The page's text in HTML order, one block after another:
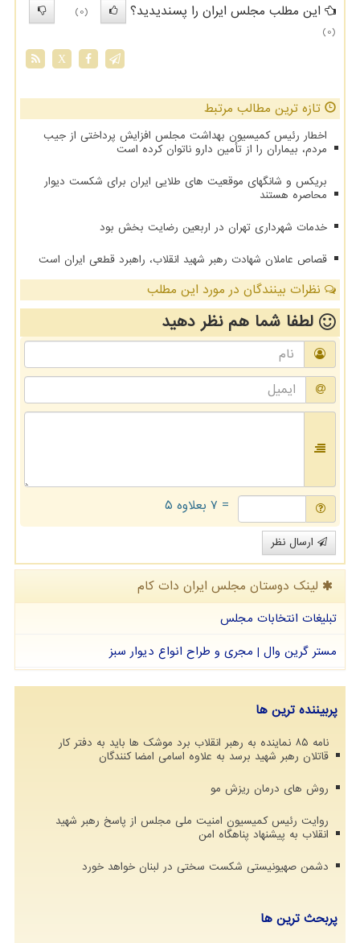
این مطلب مجلس ایران را پسندیدید؟
(0)
(0)
X
تازه ترین مطالب مرتبط
اخطار رئیس کمیسیون بهداشت مجلس افزایش پرداختی از جیب
مردم، بیماران را از تأمین دارو ناتوان کرده است
بریکس و شانگهای موقعیت های طلایی ایران برای شکست دیوار
محاصره هستند
خدمات شهرداری تهران در اربعین رضایت بخش بود
قصاص عاملان شهادت رهبر شهید انقلاب، راهبرد قطعی ایران است
نظرات بینندگان در مورد این مطلب
لطفا شما همنظر دهید
= ۷ بعلاوه ۵
ارسال نظر
لینک دوستان مجلس ایران دات كام
تبلیغات انتخابات مجلس
مستر گرین وال | مجری و طراح انواع دیوار سبز
پربیننده ترین ها
نامه ۸۵ نماینده به رهبر انقلاب برد موشک ها باید به دفتر کار
قاتلان رهبر شهید برسد به علاوه اسامی امضا کنندگان
روش های درمان ریزش مو
روایت رئیس کمیسیون امنیت ملی مجلس از پاسخ رهبر شهید
انقلاب به پیشنهاد پناهگاه امن
دشمن صهیونیستی شکست سختی در لبنان خواهد خورد
پربحث ترین ها